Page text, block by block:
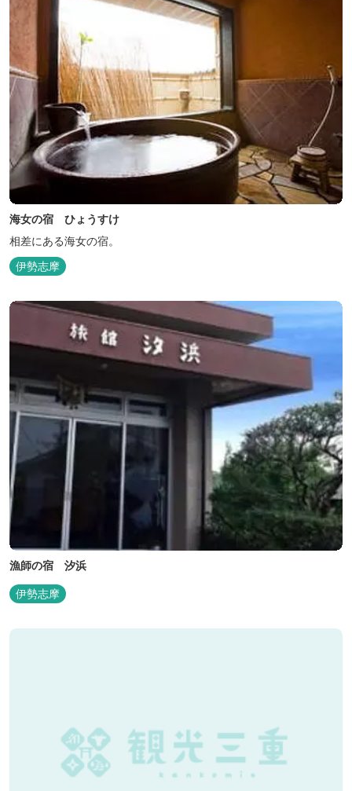
海女の宿 ひょうすけ
相差にある海女の宿。
伊勢志摩
漁師の宿 汐浜
伊勢志摩